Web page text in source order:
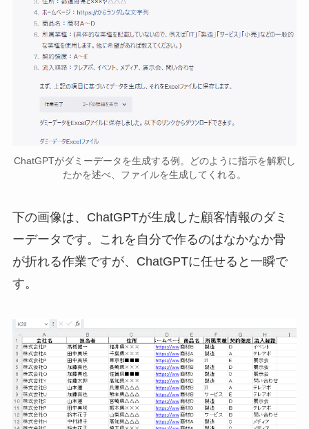
ChatGPTがダミーデータを生成する例。どのように指示を解釈し
たかを述べ、ファイルを生成してくれる。
下の画像は、ChatGPTが生成した顧客情報のダミ
ーデータです。これを自分で作るのはなかなか骨
が折れる作業ですが、ChatGPTに任せると一瞬で
す。